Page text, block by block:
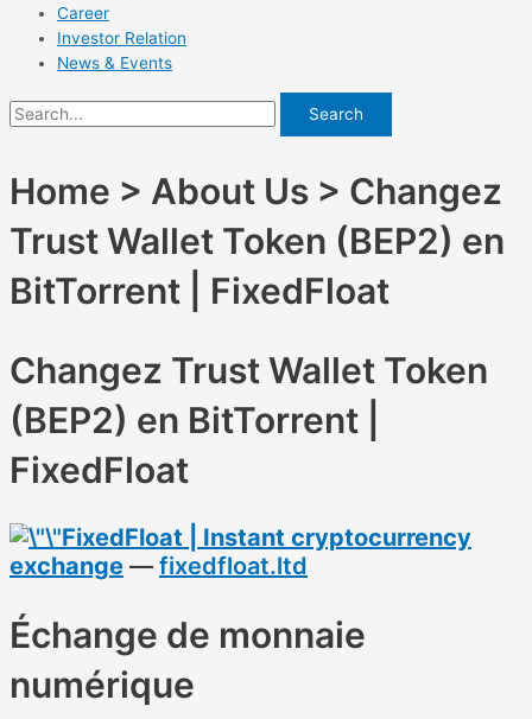
Career
Investor Relation
News & Events
Search
Home > About Us > Changez
Trust Wallet Token (BEP2) en
BitTorrent | FixedFloat
Changez Trust Wallet Token
(BEP2) en BitTorrent |
FixedFloat
FixedFloat | Instant cryptocurrency
exchange — fixedfloat.ltd
Échange de monnaie
numérique